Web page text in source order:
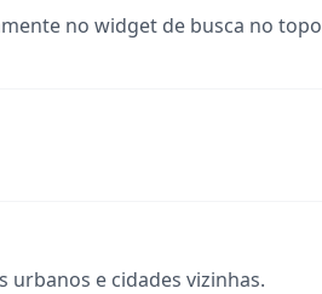
no widget de busca no topo
urbanos e cidades vizinhas.